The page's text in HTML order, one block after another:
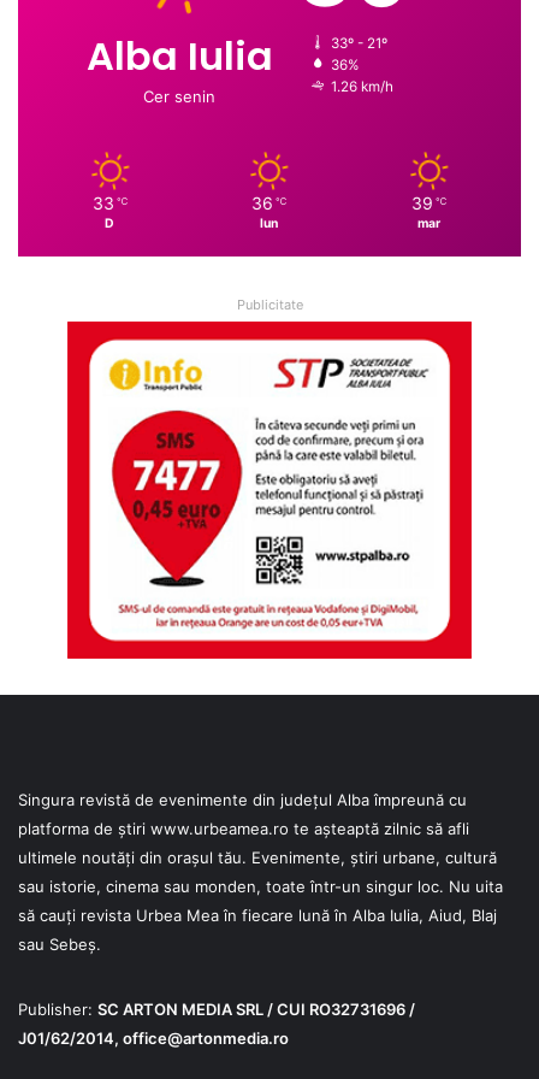
Alba Iulia
Cer senin
33º - 21º
36%
1.26 km/h
33 ℃
D
36 ℃
lun
39 ℃
mar
Publicitate
Singura revistă de evenimente din județul Alba împreună cu
platforma de știri www.urbeamea.ro te așteaptă zilnic să afli
ultimele noutăți din orașul tău. Evenimente, știri urbane, cultură
sau istorie, cinema sau monden, toate într-un singur loc. Nu uita
să cauți revista Urbea Mea în fiecare lună în Alba Iulia, Aiud, Blaj
sau Sebeș.
Publisher: SC ARTON MEDIA SRL / CUI RO32731696 /
J01/62/2014, office@artonmedia.ro